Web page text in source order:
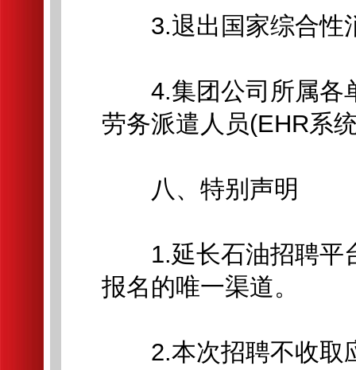
3.退出国家综合性
4.集团公司所属各
劳务派遣人员(EHR系
八、特别声明
1.延长石油招聘平
报名的唯一渠道。
2.本次招聘不收取